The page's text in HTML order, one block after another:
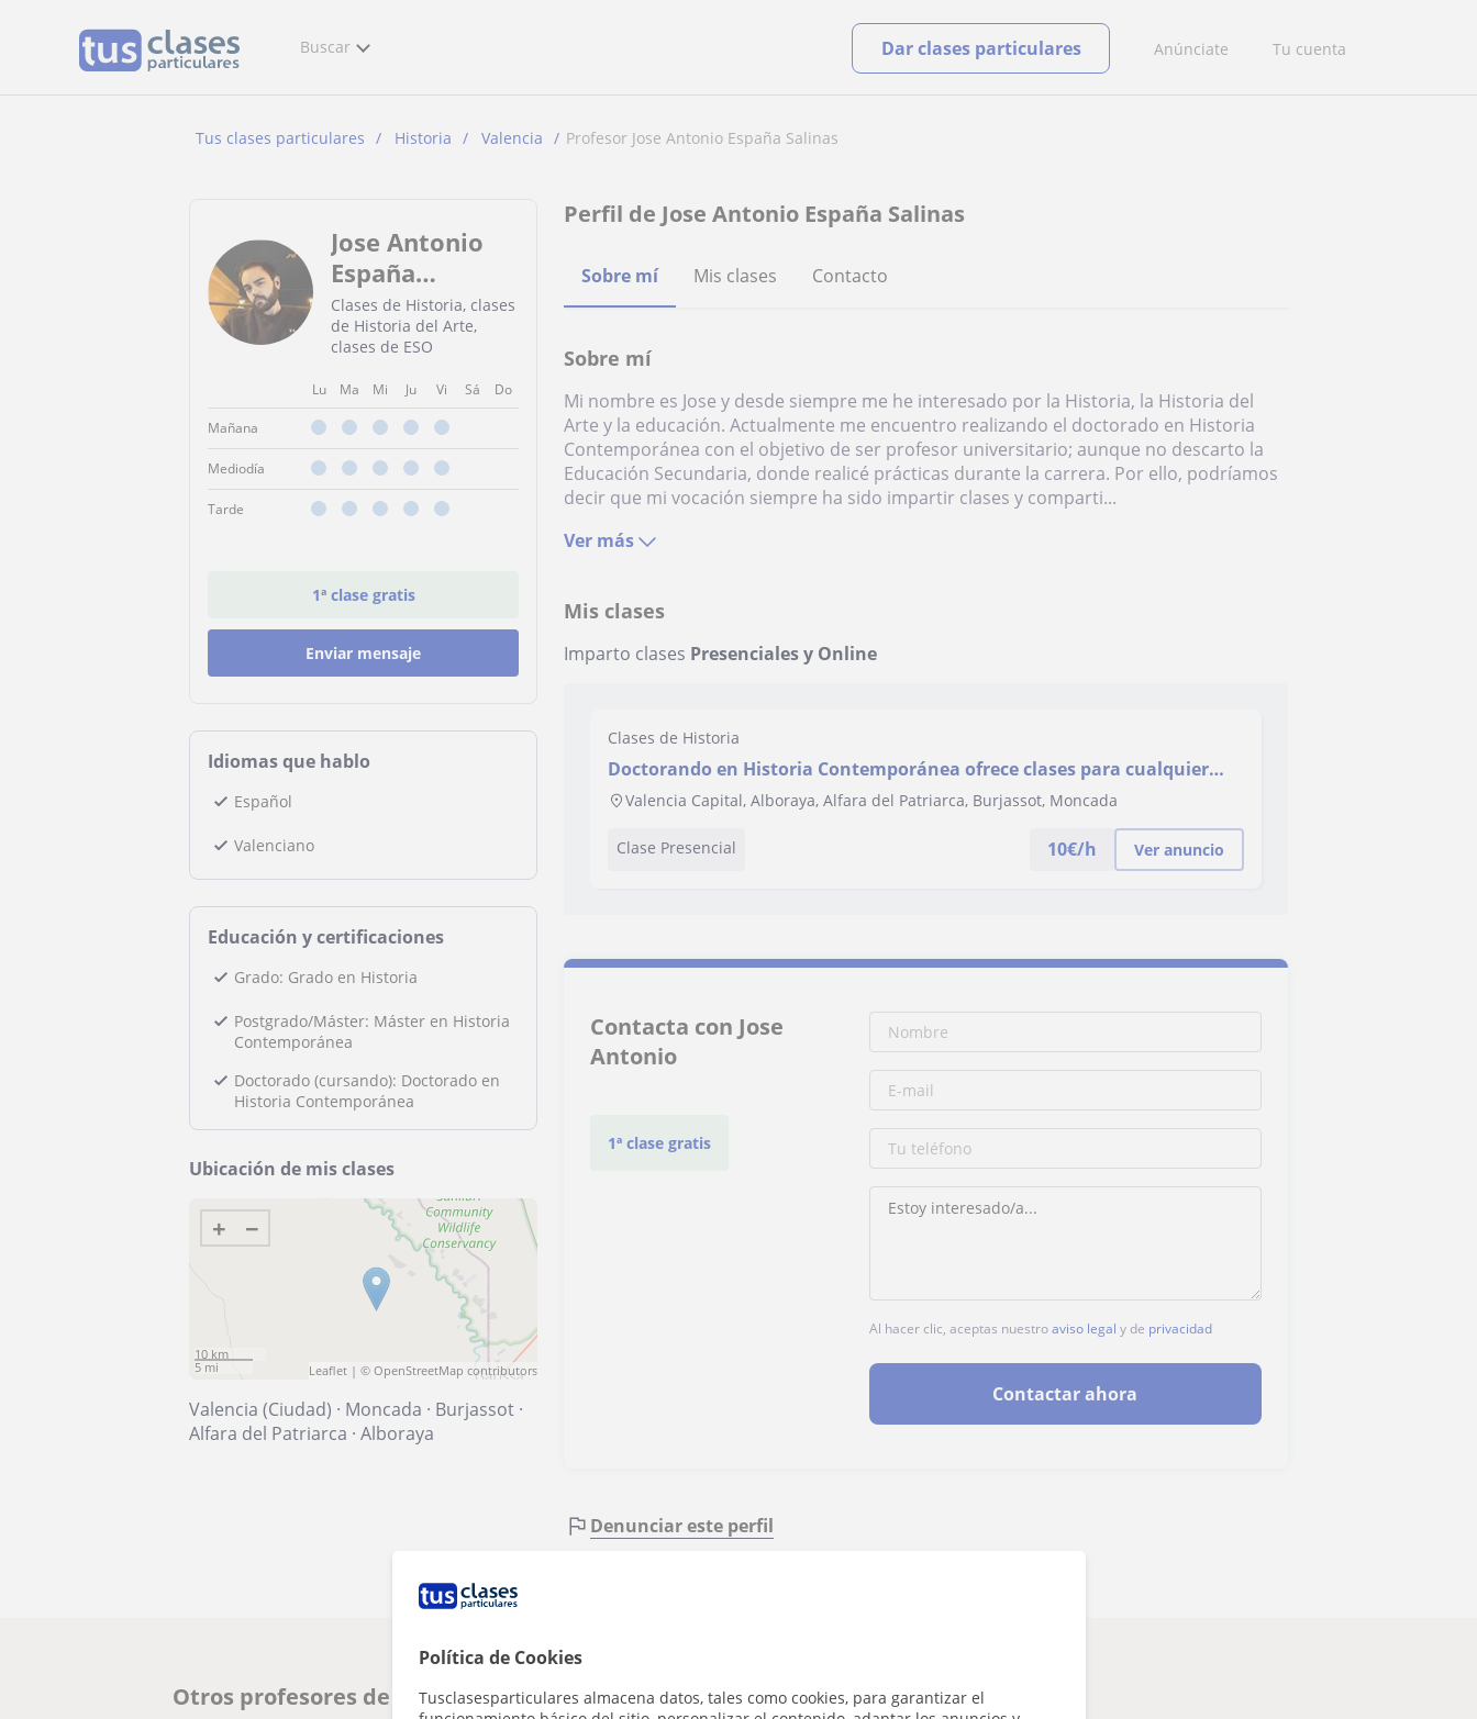
Política de Cookies
Tusclasesparticulares almacena datos, tales como cookies, para garantizar el
Buscar Anúnciate Tu cuenta
Dar clases particulares
Tus clases particulares Historia Valencia Profesor Jose Antonio España Salinas
Jose Antonio
España
Salinas
Clases de Historia, clases
de Historia del Arte,
clases de ESO
Lu Ma Mi Ju Vi Sá Do
Mañana
Mediodía
Tarde
1ª clase gratis
Enviar mensaje
Idiomas que hablo
Español
Valenciano
Educación y certificaciones
Grado: Grado en Historia
Postgrado/Máster: Máster en Historia
Contemporánea
Doctorado (cursando): Doctorado en
Historia Contemporánea
Ubicación de mis clases
+ −
10 km
5 mi
Leaflet | ©OpenStreetMap contributors
Valencia (Ciudad) · Moncada · Burjassot ·
Alfara del Patriarca · Alboraya
Perfil de Jose Antonio España Salinas
Sobre mí Mis clases Contacto
Sobre mí
Mi nombre es Jose y desde siempre me he interesado por la Historia, la Historia del
Arte y la educación. Actualmente me encuentro realizando el doctorado en Historia
Contemporánea con el objetivo de ser profesor universitario; aunque no descarto la
Educación Secundaria, donde realicé prácticas durante la carrera. Por ello, podríamos
decir que mi vocación siempre ha sido impartir clases y comparti...
Ver más
Mis clases
Imparto clases Presenciales y Online
Clases de Historia
Doctorando en Historia Contemporánea ofrece clases para cualquier
nivel. Clases de Historia e Historia del Arte para ESO y Bachiller
Valencia Capital, Alboraya, Alfara del Patriarca, Burjassot, Moncada
Clase Presencial 10€/h Ver anuncio
Contacta con Jose
Antonio
1ª clase gratis
Al hacer clic, aceptas nuestroaviso legal y de privacidad
Contactar ahora
Denunciar este perfil
Otros profesores de Historia en Valencia que pueden interesarte